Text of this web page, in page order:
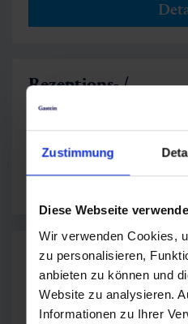
Zustimmung
Diese Webseite
Wir verwenden Cookies,
zu personalisieren,
anbieten zu können und
Website zu analysieren.
Informationen zu Ihrer
Rezeptions- /
Service-Fachkraft
Tagescafe
Wetzlgut